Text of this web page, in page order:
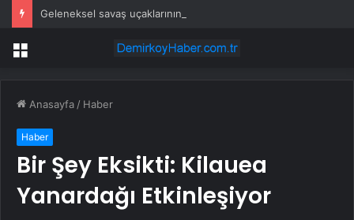
Menü
Anasayfa / Haber
Haber
Bir Şey Eksikti: Kilauea
Yanardağı Etkinleşiyor